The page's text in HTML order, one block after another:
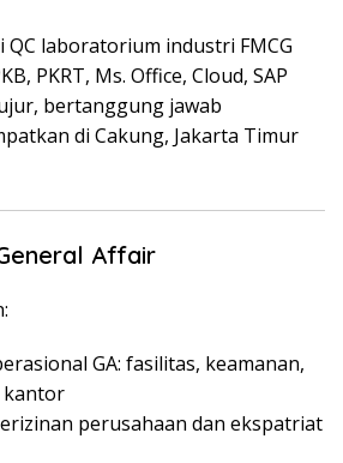
QC laboratorium industri FMCG
PKRT, Ms. Office, Cloud, SAP
bertanggung jawab
di Cakung, Jakarta Timur
Affair
GA: fasilitas, keamanan,
kantor
perusahaan dan ekspatriat